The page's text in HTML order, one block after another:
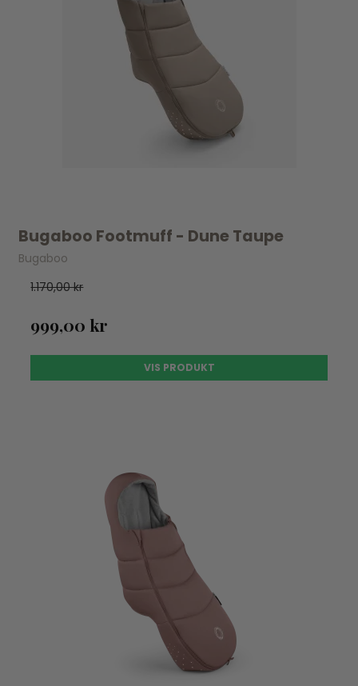
Bugaboo Footmuff - Dune Taupe
Bugaboo
1.170,00 kr
999,00 kr
VIS PRODUKT